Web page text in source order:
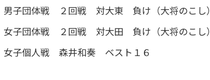
男子団体戦 ２回戦 対大東 負け（大将のこし）
女子団体戦 ２回戦 対大田 負け（大将のこし）
女子個人戦 森井和奏 ベスト１６